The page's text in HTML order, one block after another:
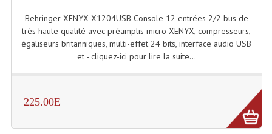
Behringer XENYX X1204USB Console 12 entrées 2/2 bus de
très haute qualité avec préamplis micro XENYX, compresseurs,
égaliseurs britanniques, multi-effet 24 bits, interface audio USB
et - cliquez-ici pour lire la suite...
225.00E